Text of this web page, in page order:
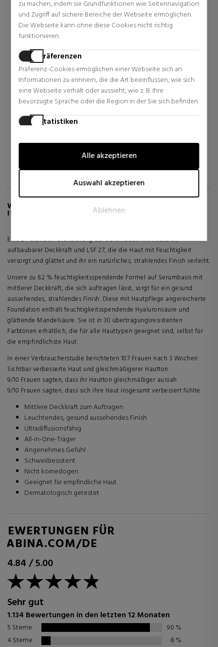
zu machen, indem sie Grundfunktionen wie Seitennavigation
und Zugriff auf sichere Bereiche der Webseite ermöglichen.
Die Webseite kann ohne diese Cookies nicht richtig
funktionieren.
Präferenzen
Präferenz-Cookies ermöglichen einer Webseite sich an
Informationen zu erinnern, die die Art beeinflussen, wie sich
eine Webseite verhält oder aussieht, wie z. B. Ihre
bevorzugte Sprache oder die Region in der Sie sich befinden.
Statistiken
wie Besucher mit Webseiten interagieren, indem
Informationen anonym gesammelt und gemeldet werden.
Marketing-Cookies werden verwendet, um Besucher auf
Webseiten zu verfolgen. Die Absicht ist, Anzeigen zu zeigen,
die relevant und ansprechend für den einzelnen Benutzer
Alle akzeptieren
Auswahl akzeptieren
Ablehnen
BIOTHERM
AQUA GLOW SUPER
CONCENTRATE
Damen Gesichtspflege
23,37 € 42% Rabatt
4 Rezensionen
CLINIQUE
QUICKLINER FOR BROWS
Augenbrauenfarbe
19,57 €
1 Rezensionen
WEITERE INFORMATIONEN ÜBER BASE TEINT
IDOLE ULTRA WEAR CARE & GLOW
Eine 24-Stunden-Grundierung auf Serumbasis mit mittlerer,
aufbaubarer Deckkraft und LSF 27, die die Haut mit Feuchtigkeit
versorgt und glättet und ihr ein natürliches, strahlendes Finish verleiht.
Unsere zu 82 % feuchtigkeitsspendende Formel auf Serumbasis mit
mittlerer Deckkraft, die sich auftragen lässt, sorgt für ein gesund
aussehendes, strahlendes Finish. Diese mit Hautpflege angereicherte
Foundation enthält feuchtigkeitsspendende Hyaluronsäure und
glättende Mandelsäure. Sie ist in 30 übertragungsresistenten
Farbtönen erhältlich, die für alle Hauttypen geeignet sind, selbst für
die empfindlichste Haut.
In einer Verbraucherstudie berichteten 107 Frauen nach 3 Wochen:
Sichtbar verbesserte Haut und gleichmäßigerer Hautton
9/10 Frauen sagten, dass ihr Hautton gleichmäßiger aussah
9/10 Frauen sagten, dass sich ihre Haut insgesamt verbessert fühlte
Mittlere Deckkraft zum Auftragen
Leuchtendes, gesund aussehendes Finish
Ultradiffusionsfähig
All-in-One-Träger
Angenehmes Gefühl
Schweißresistent
Nicht komedogen
Geeignet für empfindliche Haut
Dermatologisch getestet
BEWERTUNGEN FÜR
SABINA.COM/DE
4.84/5.00
Sehr gut
1.134 Bewertungen in den letzten 12 Monaten
5 Sterne 90 %
4 Sterne
8 %